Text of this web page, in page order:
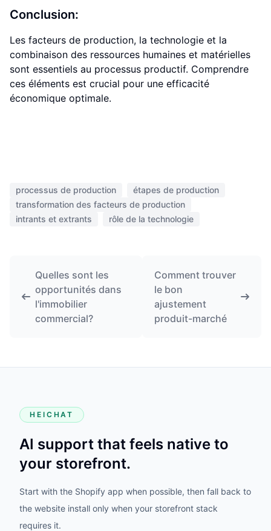
Conclusion:
Les facteurs de production, la technologie et la
combinaison des ressources humaines et matérielles
sont essentiels au processus productif. Comprendre
ces éléments est crucial pour une efficacité
économique optimale.
processus de production
étapes de production
transformation des facteurs de production
intrants et extrants
rôle de la technologie
Quelles sont les
opportunités dans
l'immobilier
commercial?
Comment trouver
le bon
ajustement
produit-marché
HEICHAT
AI support that feels native to
your storefront.
Start with the Shopify app when possible, then fall back to
the website install only when your storefront stack
requires it.